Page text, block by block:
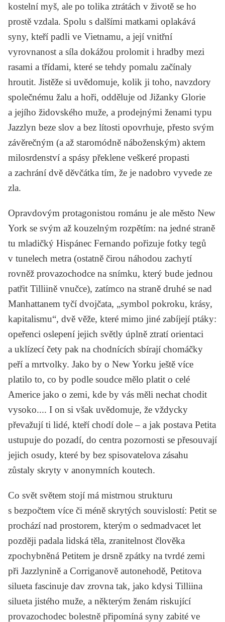
kostelní myš, ale po tolika ztrátách v životě se ho
prostě vzdala. Spolu s dalšími matkami oplakává
syny, kteří padli ve Vietnamu, a její vnitřní
vyrovnanost a síla dokážou prolomit i hradby mezi
rasami a třídami, které se tehdy pomalu začínaly
hroutit. Jistěže si uvědomuje, kolik ji toho, navzdory
společnému žalu a hoři, odděluje od Jižanky Glorie
a jejího židovského muže, a prodejnými ženami typu
Jazzlyn beze slov a bez lítosti opovrhuje, přesto svým
závěrečným (a až staromódně náboženským) aktem
milosrdenství a spásy překlene veškeré propasti
a zachrání dvě děvčátka tím, že je nadobro vyvede ze
zla.
Opravdovým protagonistou románu je ale město New
York se svým až kouzelným rozpětím: na jedné straně
tu mladičký Hispánec Fernando pořizuje fotky tegů
v tunelech metra (ostatně čirou náhodou zachytí
rovněž provazochodce na snímku, který bude jednou
patřit Tilliině vnučce), zatímco na straně druhé se nad
Manhattanem tyčí dvojčata, „symbol pokroku, krásy,
kapitalismu“, dvě věže, které mimo jiné zabíjejí ptáky:
opeřenci oslepení jejich světly úplně ztratí orientaci
a uklízecí čety pak na chodnících sbírají chomáčky
peří a mrtvolky. Jako by o New Yorku ještě více
platilo to, co by podle soudce mělo platit o celé
Americe jako o zemi, kde by vás měli nechat chodit
vysoko.... I on si však uvědomuje, že vždycky
převažují ti lidé, kteří chodí dole – a jak postava Petita
ustupuje do pozadí, do centra pozornosti se přesouvají
jejich osudy, které by bez spisovatelova zásahu
zůstaly skryty v anonymních koutech.
Co svět světem stojí má mistrnou strukturu
s bezpočtem více či méně skrytých souvislostí: Petit se
prochází nad prostorem, kterým o sedmadvacet let
později padala lidská těla, zranitelnost člověka
zpochybněná Petitem je drsně zpátky na tvrdé zemi
při Jazzlynině a Corriganově autonehodě, Petitova
silueta fascinuje dav zrovna tak, jako kdysi Tilliina
silueta jistého muže, a některým ženám riskující
provazochodec bolestně připomíná syny zabité ve